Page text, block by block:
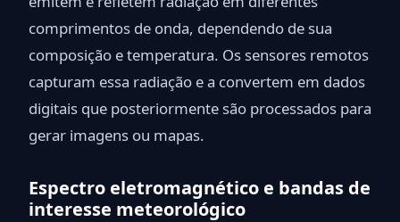
comprimentos de onda, dependendo de sua
composição e temperatura. Os sensores remotos
capturam essa radiação e a convertem em dados
digitais que posteriormente são processados para
gerar imagens ou mapas.
Espectro eletromagnético e bandas de
interesse meteorológico